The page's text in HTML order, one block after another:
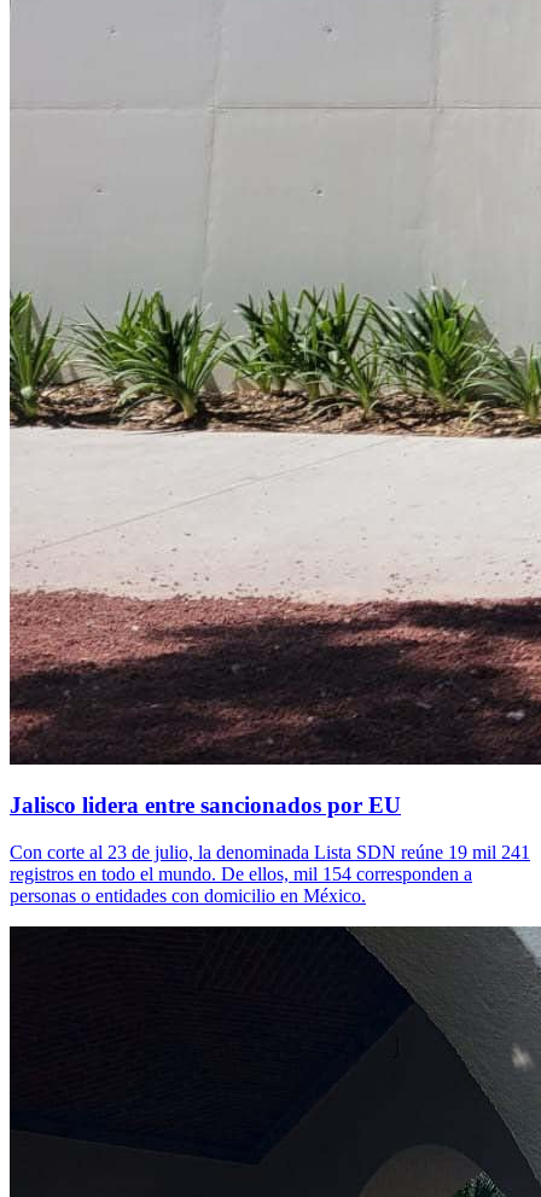
Jalisco lidera entre sancionados por EU
Con corte al 23 de julio, la denominada Lista SDN reúne 19 mil 241
registros en todo el mundo. De ellos, mil 154 corresponden a
personas o entidades con domicilio en México.